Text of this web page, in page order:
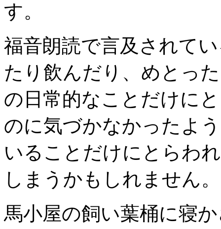
す。
福音朗読で言及されて
たり飲んだり、めとっ
の日常的なことだけに
のに気づかなかったよ
いることだけにとらわ
しまうかもしれません。
馬小屋の飼い葉桶に寝